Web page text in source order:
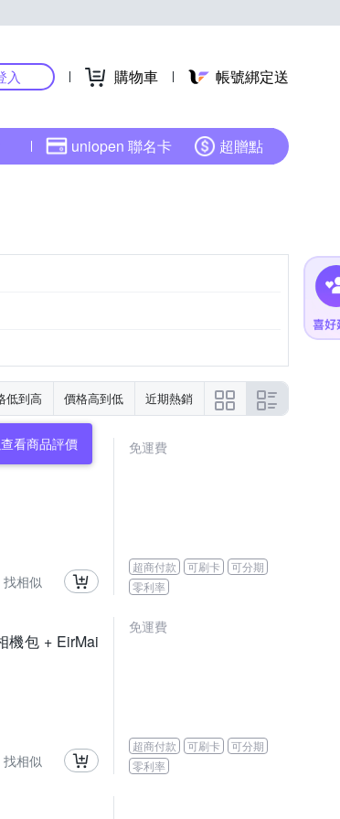
入 購物車 帳號綁定送
uniopen 聯名卡 超贈點
低到高 價格高到低 近期熱銷
看商品評價
找相似
免運費
超商付款 可刷卡
可分期
零利率
機包 + EirMai
找相似
免運費
超商付款 可刷卡
可分期
零利率